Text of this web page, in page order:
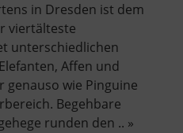
in Dresden ist dem
viertälteste
unterschiedlichen
Affen und
wie Pinguine
Begehbare
runden den .. »